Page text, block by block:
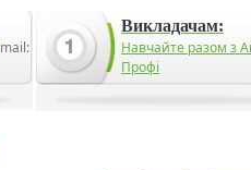
mail:
Викладачам:
Навчайте разом з
Профі